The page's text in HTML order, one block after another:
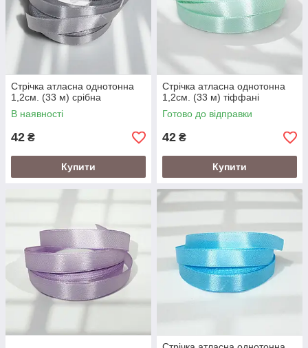
Стрічка атласна однотонна
1,2см. (33 м) срібна
В наявності
42 ₴
Купити
Стрічка атласна однотонна
1,2см. (33 м) тіффані
Готово до відправки
42 ₴
Купити